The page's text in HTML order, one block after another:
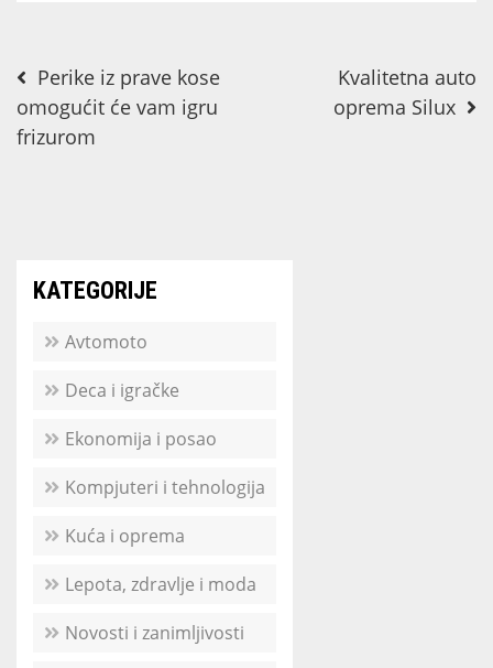
Navigacija
objava
Perike iz prave kose
omogućit će vam igru
frizurom
Kvalitetna auto
oprema Silux
KATEGORIJE
Avtomoto
Deca i igračke
Ekonomija i posao
Kompjuteri i tehnologija
Kuća i oprema
Lepota, zdravlje i moda
Novosti i zanimljivosti